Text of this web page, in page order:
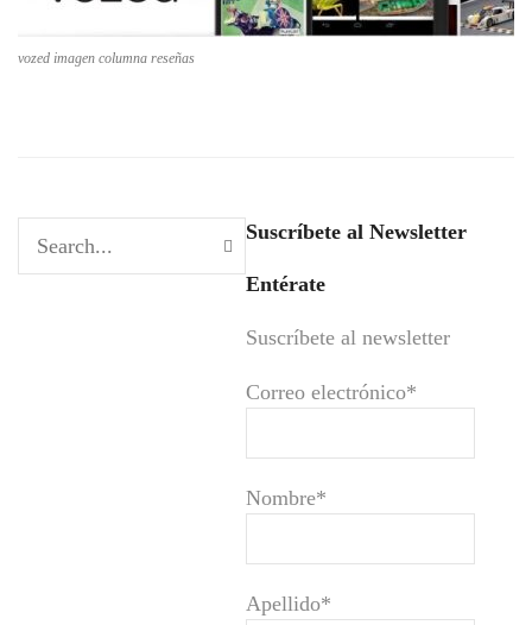
vozed imagen columna reseñas
Suscríbete al Newsletter
Entérate
Suscríbete al newsletter
Correo electrónico*
Nombre*
Apellido*